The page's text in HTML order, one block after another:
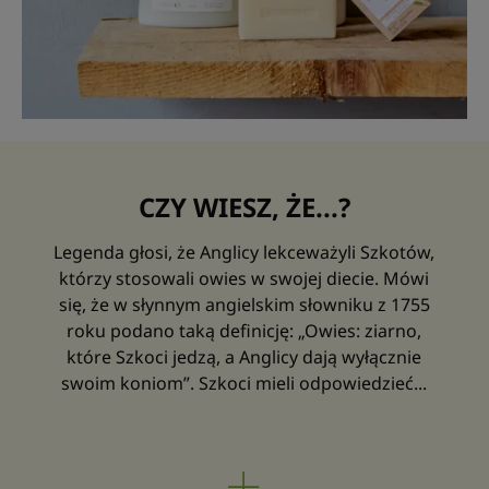
CZY WIESZ, ŻE...?
Legenda głosi, że Anglicy lekceważyli Szkotów,
którzy stosowali owies w swojej diecie. Mówi
się, że w słynnym angielskim słowniku z 1755
roku podano taką definicję: „Owies: ziarno,
które Szkoci jedzą, a Anglicy dają wyłącznie
swoim koniom”. Szkoci mieli odpowiedzieć...